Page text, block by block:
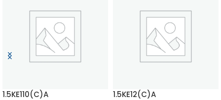
1.5KE110(C)A 1.5KE12(C)A